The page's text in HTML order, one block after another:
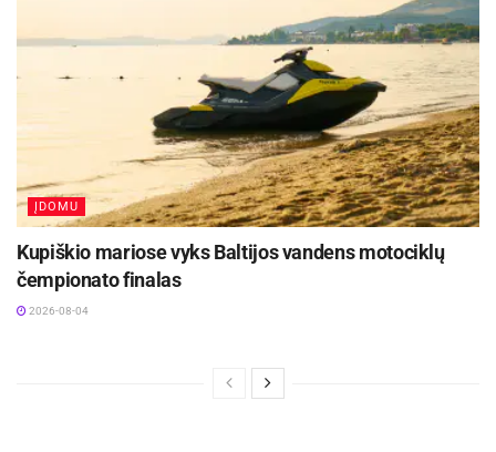
ĮDOMU
Kupiškio mariose vyks Baltijos vandens motociklų
čempionato finalas
2026-08-04